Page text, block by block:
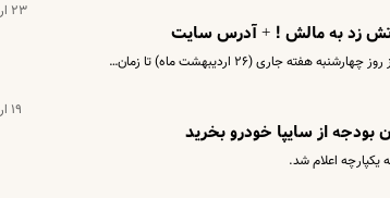
۲۳ اردیبهشت ۱۴۰۳
آتش زد به مالش ! + آدرس سایت
(۲۶ اردیبهشت ماه) تا زمان…
۱۹ اردیبهشت ۱۴۰۳